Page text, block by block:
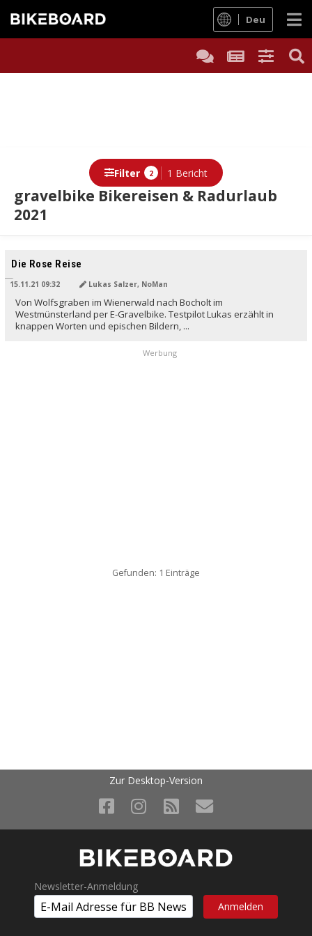
Deu
Filter 2 1 Bericht
gravelbike Bikereisen & Radurlaub
2021
Die Rose Reise
15.11.21 09:32 Lukas Salzer, NoMan
Von Wolfsgraben im Wienerwald nach Bocholt im
Westmünsterland per E-Gravelbike. Testpilot Lukas erzählt in
knappen Worten und epischen Bildern, ...
Werbung
Gefunden: 1 Einträge
Zur Desktop-Version
Newsletter-Anmeldung